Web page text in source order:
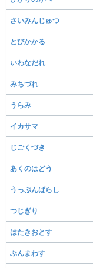
さいみんじゅつ
とびかかる
いわなだれ
みちづれ
うらみ
イカサマ
じごくづき
あくのはどう
うっぷんばらし
つじぎり
はたきおとす
ぶんまわす